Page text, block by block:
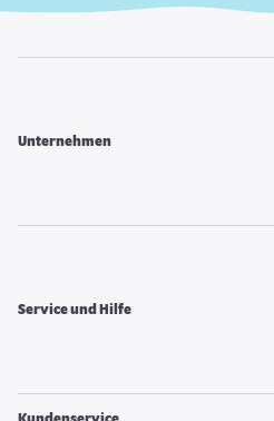
Unternehmen
Service und Hilfe